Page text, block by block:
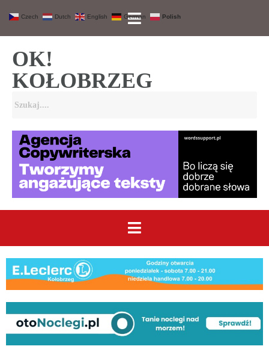
OK!
KOŁOBRZEG
Czech Dutch English German Polish